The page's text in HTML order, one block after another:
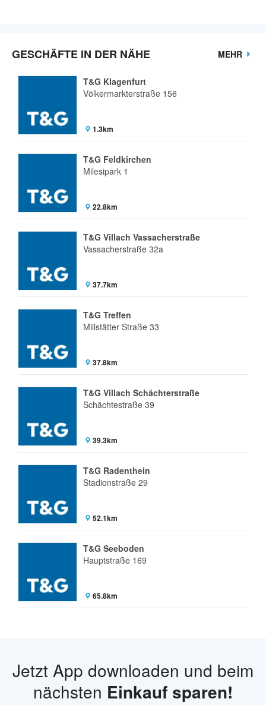
GESCHÄFTE IN DER NÄHE MEHR
T&G Klagenfurt
Völkermarkterstraße 156
1.3km
T&G Feldkirchen
Milesipark 1
22.8km
T&G Villach Vassacherstraße
Vassacherstraße 32a
37.7km
T&G Treffen
Millstätter Straße 33
37.8km
T&G Villach Schächterstraße
Schächtestraße 39
39.3km
T&G Radenthein
Stadionstraße 29
52.1km
T&G Seeboden
Hauptstraße 169
65.8km
Jetzt App downloaden und beim
nächsten Einkauf sparen!